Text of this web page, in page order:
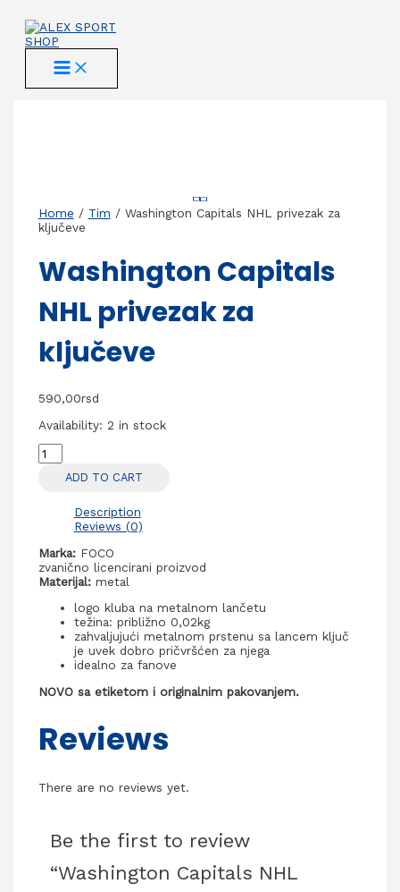
content
MAIN
MENU
Home / Tim / Washington Capitals NHL privezak za
ključeve
Washington Capitals
NHL privezak za
ključeve
590,00rsd
Availability: 2 in stock
Washington
Capitals
ključeve
quantity
ADD TO CART
Description
Reviews (0)
Marka:FOCO
zvanično licencirani proizvod
Materijal:metal
logo kluba na metalnom lančetu
težina: približno 0,02kg
zahvaljujući metalnom prstenu sa lancem ključ
je uvek dobro pričvršćen za njega
idealno za fanove
NOVO sa etiketom i originalnim pakovanjem.
Reviews
There are no reviews yet.
Be the first to review
“Washington Capitals NHL